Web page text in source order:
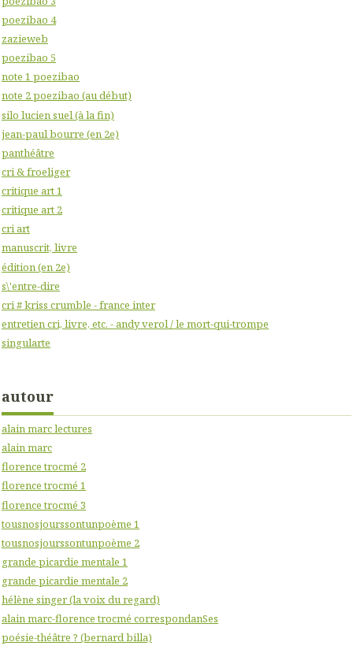
poezibao 4
zazieweb
poezibao 5
note 1 poezibao
note 2 poezibao (au début)
silo lucien suel (à la fin)
jean-paul bourre (en 2e)
panthéâtre
cri & froeliger
critique art 1
critique art 2
cri art
manuscrit, livre
édition (en 2e)
s\'entre-dire
cri # kriss crumble - france inter
entretien cri, livre, etc. - andy verol / le mort-qui-trompe
singularte
autour
alain marc lectures
alain marc
florence trocmé 2
florence trocmé 1
florence trocmé 3
tousnosjourssontunpoème 1
tousnosjourssontunpoème 2
grande picardie mentale 1
grande picardie mentale 2
hélène singer (la voix du regard)
alain marc-florence trocmé correspondanSes
poésie-théâtre ? (bernard billa)